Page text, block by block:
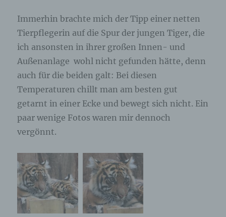
Immerhin brachte mich der Tipp einer netten
Tierpflegerin auf die Spur der jungen Tiger, die
ich ansonsten in ihrer großen Innen- und
Außenanlage wohl nicht gefunden hätte, denn
auch für die beiden galt: Bei diesen
Temperaturen chillt man am besten gut
getarnt in einer Ecke und bewegt sich nicht. Ein
paar wenige Fotos waren mir dennoch
vergönnt.
zuzurechnen ist, nutzt.
Durch eine Registrierung auf der Internetseite des
für die Verarbeitung Verantwortlichen wird ferner
die vom Internet-Service-Provider (ISP) der
betroffenen Person vergebene IP-Adresse, das
Datum sowie die Uhrzeit der Registrierung
gespeichert. Die Speicherung dieser Daten erfolgt
unserer Dienste verhindert werden kann, und
diese Daten im Bedarfsfall ermöglichen,
begangene Straftaten aufzuklären. Insofern ist die
Speicherung dieser Daten zur Absicherung des für
Eine Weitergabe dieser Daten an Dritte erfolgt
grundsätzlich nicht, sofern keine gesetzliche
Pflicht zur Weitergabe besteht oder die Weitergabe
der Strafverfolgung dient.
Die Registrierung der betroffenen Person unter